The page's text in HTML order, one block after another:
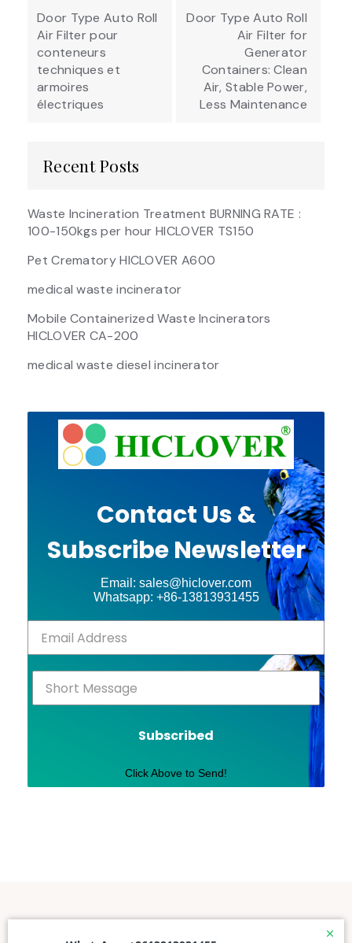
navigation
Door Type Auto Roll
Air Filter pour
conteneurs
techniques et
armoires
électriques
Door Type Auto Roll
Air Filter for
Generator
Containers: Clean
Air, Stable Power,
Less Maintenance
Recent Posts
Waste Incineration Treatment BURNING RATE :
100-150kgs per hour HICLOVER TS150
Pet Crematory HICLOVER A600
medical waste incinerator
Mobile Containerized Waste Incinerators
HICLOVER CA-200
medical waste diesel incinerator
Contact Us &
Subscribe Newsletter
Email: sales@hiclover.com
Whatsapp: +86-13813931455
Subscribed
Click Above to Send!